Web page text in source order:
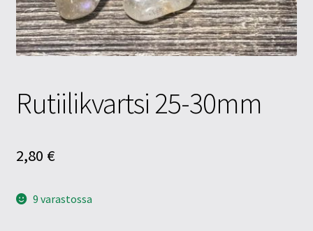
Tietosuojaseloste
Tuotteet
Rutiilikvartsi 25-30mm
2,80 €
9 varastossa